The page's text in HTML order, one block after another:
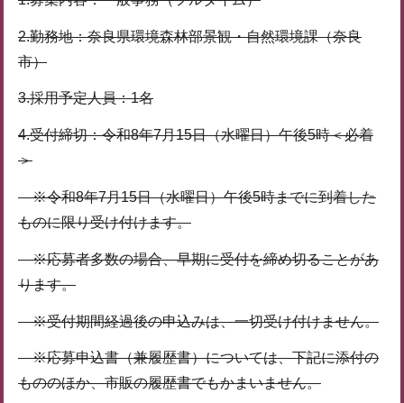
2.勤務地：奈良県環境森林部景観・自然環境課（奈良
市）
3.採用予定人員：1名
4.受付締切：令和8年7月15日（水曜日）午後5時＜必着
＞
※令和8年7月15日（水曜日）午後5時までに到着した
ものに限り受け付けます。
※応募者多数の場合、早期に受付を締め切ることがあ
ります。
※受付期間経過後の申込みは、一切受け付けません。
※応募申込書（兼履歴書）については、下記に添付の
もののほか、市販の履歴書でもかまいません。